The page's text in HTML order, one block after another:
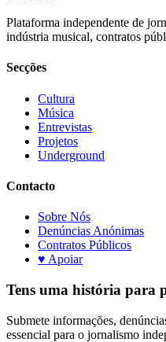
Plataforma independente de
indústria musical, contratos
Secções
Cultura
Música
Entrevistas
Projetos
Underground
Contacto
Sobre Nós
Denúncias Anónimas
Contratos Públicos
♥ Apoiar
Tens uma história para
Submete informações,
essencial para o jornalismo